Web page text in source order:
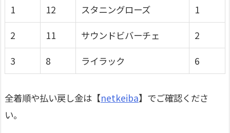
1
12 スタニングローズ
1
2
11 サウンドビバーチェ
2
3
8 ライラック 6
全着順や払い戻し金は【netkeiba】でご確認くださ
い。